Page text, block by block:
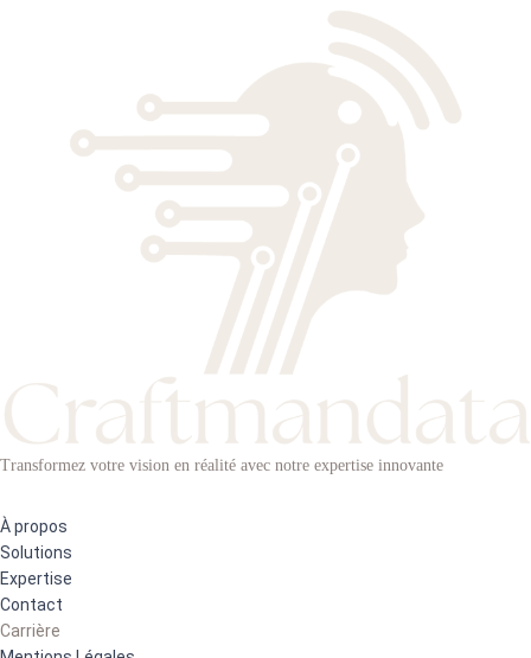
Transformez votre vision en réalité avec notre expertise innovante
À propos
Solutions
Expertise
Contact
Carrière